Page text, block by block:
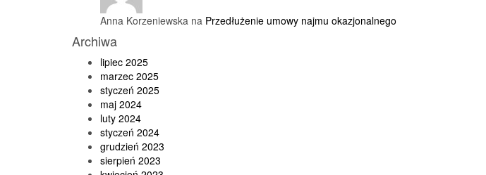
Anna Korzeniewska na Przedłużenie umowy najmu okazjonalnego
Archiwa
lipiec 2025
marzec 2025
styczeń 2025
maj 2024
luty 2024
styczeń 2024
grudzień 2023
sierpień 2023